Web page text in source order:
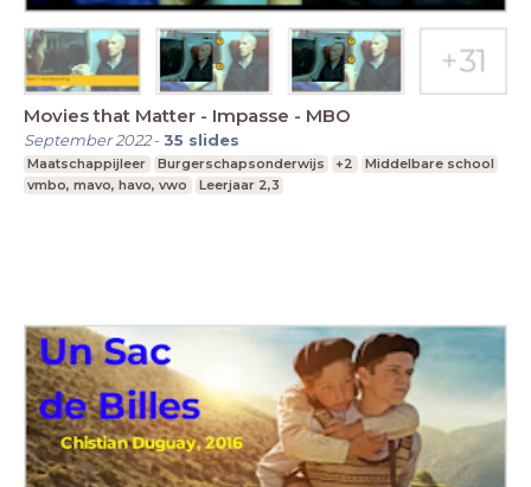
Movies that Matter - Impasse - MBO
September 2022-35 slides
Maatschappijleer Burgerschapsonderwijs +2
Middelbare school
vmbo, mavo, havo, vwo
Leerjaar 2,3